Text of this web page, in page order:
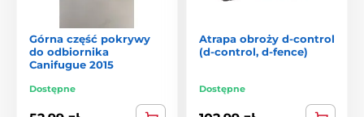
Górna część pokrywy
do odbiornika
Canifugue 2015
Dostępne
Atrapa obroży d-control
(d-control, d-fence)
Dostępne